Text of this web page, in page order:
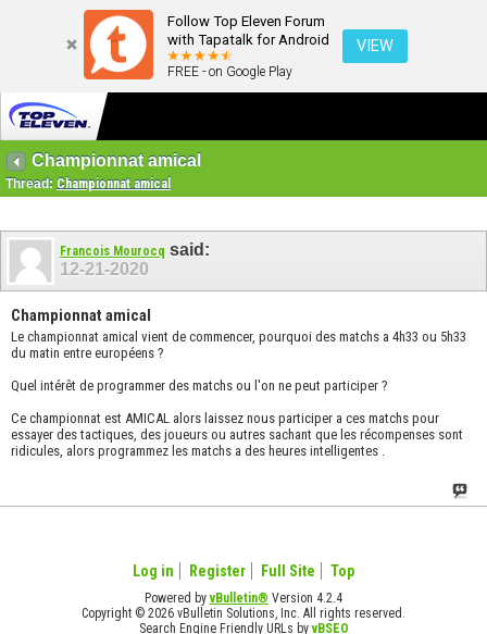
Follow Top Eleven Forum
with Tapatalk for Android
FREE - on Google Play
VIEW
Championnat amical
Thread: Championnat amical
Francois Mourocq said:
12-21-2020
Championnat amical
Le championnat amical vient de commencer, pourquoi des matchs a 4h33 ou 5h33
du matin entre européens ?
Quel intérêt de programmer des matchs ou l'on ne peut participer ?
Ce championnat est AMICAL alors laissez nous participer a ces matchs pour
essayer des tactiques, des joueurs ou autres sachant que les récompenses sont
ridicules, alors programmez les matchs a des heures intelligentes .
Log in Register Full Site Top
Powered byvBulletin® Version 4.2.4
Copyright © 2026 vBulletin Solutions, Inc. All rights reserved.
Search Engine Friendly URLs byvBSEO